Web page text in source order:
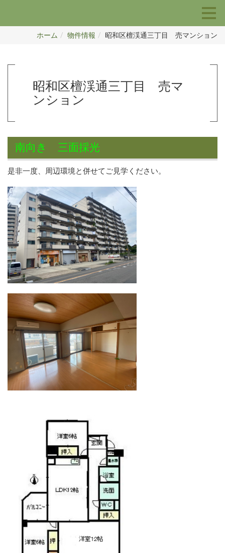
ホーム 物件情報 昭和区檀渓通三丁目 売マンション
昭和区檀渓通三丁目 売マ
ンション
南向き 三面採光
是非一度、周辺環境と併せてご見学ください。